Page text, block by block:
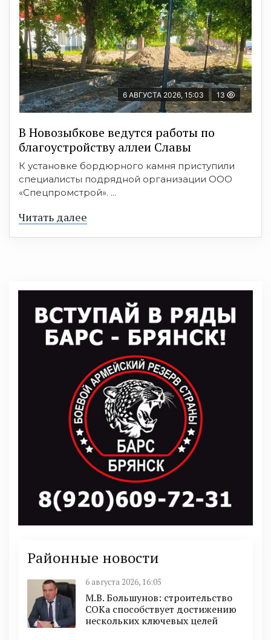
6 АВГУСТА 2026, 15:03 13
В Новозыбкове ведутся работы по
благоустройству аллеи Славы
К установке бордюрного камня приступили
специалисты подрядной организации ООО
«Спецпромстрой». ...
Читать далее
Районные новости
6 августа 2026, 16:05
М.В. Большунов: строительство
СОКа способствует достижению
нескольких ключевых целей